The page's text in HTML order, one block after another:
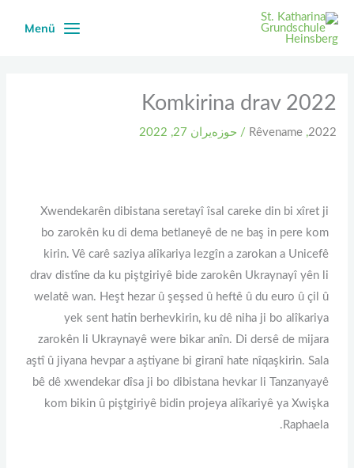
Skip
Menü
Komkirina drav 2022
2022
,
Rêvename
/ حوزه‌یران 27, 2022
Xwendekarên dibistana seretayî îsal careke din bi xîret ji
bo zarokên ku di dema betlaneyê de ne baş in pere kom
kirin. Vê carê saziya alîkariya lezgîn a zarokan a Unicefê
drav distîne da ku piştgiriyê bide zarokên Ukraynayî yên li
welatê wan. Heşt hezar û şeşsed û heftê û du euro û çil û
yek sent hatin berhevkirin, ku dê niha ji bo alîkariya
zarokên li Ukraynayê were bikar anîn. Di dersê de mijara
aştî û jiyana hevpar a aştiyane bi giranî hate nîqaşkirin. Sala
bê dê xwendekar dîsa ji bo dibistana hevkar li Tanzanyayê
kom bikin û piştgiriyê bidin projeya alîkariyê ya Xwişka
Raphaela.